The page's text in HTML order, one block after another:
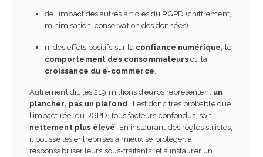
de l’impact des autres articles du RGPD (chiffrement,
minimisation, conservation des données) ;
ni des effets positifs sur la confiance numérique , le
comportement des consommateurs ou la
croissance du e-commerce
Autrement dit, les 219 millions d’euros représentent un
plancher, pas un plafond. Il est donc très probable que
l’impact réel du RGPD, tous facteurs confondus, soit
nettement plus élevé . En instaurant des règles strictes,
il pousse les entreprises à mieux se protéger, à
responsabiliser leurs sous-traitants, et à instaurer un